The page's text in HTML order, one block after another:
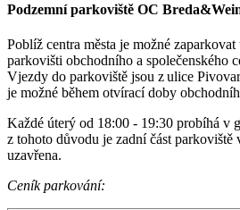
Podzemní parkoviště OC
Poblíž centra města je možné
parkovišti obchodního a společenského
Vjezdy do parkoviště jsou z ulice
je možné během otvírací doby
Každé úterý od 18:00 - 19:30 probíhá v
z tohoto důvodu je zadní část parkoviště
uzavřena.
Ceník parkování: